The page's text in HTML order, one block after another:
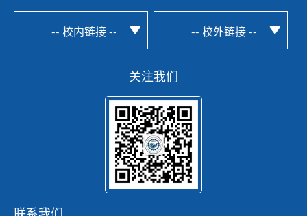
-- 校内链接 -- -- 校外链接 --
关注我们